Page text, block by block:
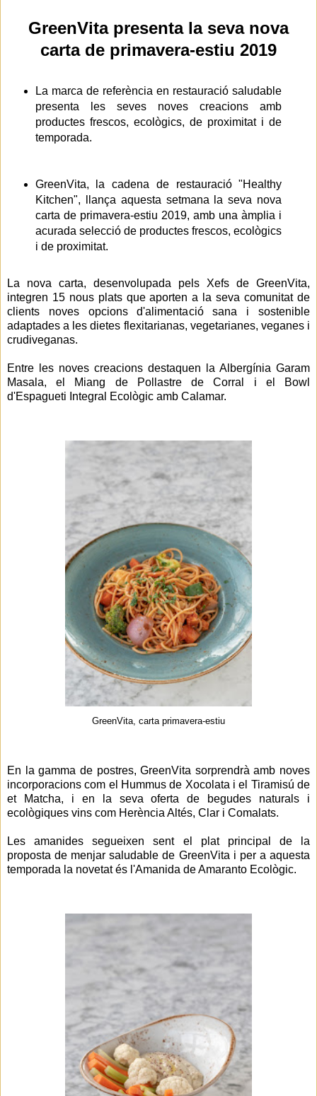
GreenVita presenta la seva nova
carta de primavera-estiu 2019
La marca de referència en restauració saludable
presenta les seves noves creacions amb
productes frescos, ecològics, de proximitat i de
temporada.
GreenVita, la cadena de restauració "Healthy
Kitchen", llança aquesta setmana la seva nova
carta de primavera-estiu 2019, amb una àmplia i
acurada selecció de productes frescos, ecològics
i de proximitat.
La nova carta, desenvolupada pels Xefs de GreenVita,
integren 15 nous plats que aporten a la seva comunitat de
clients noves opcions d'alimentació sana i sostenible
adaptades a les dietes flexitarianas, vegetarianes, veganes i
crudiveganas.
Entre les noves creacions destaquen la Albergínia Garam
Masala, el Miang de Pollastre de Corral i el Bowl
d'Espagueti Integral Ecològic amb Calamar.
GreenVita, carta primavera-estiu
En la gamma de postres, GreenVita sorprendrà amb noves
incorporacions com el Hummus de Xocolata i el Tiramisú de
et Matcha, i en la seva oferta de begudes naturals i
ecològiques vins com Herència Altés, Clar i Comalats.
Les amanides segueixen sent el plat principal de la
proposta de menjar saludable de GreenVita i per a aquesta
temporada la novetat és l'Amanida de Amaranto Ecològic.